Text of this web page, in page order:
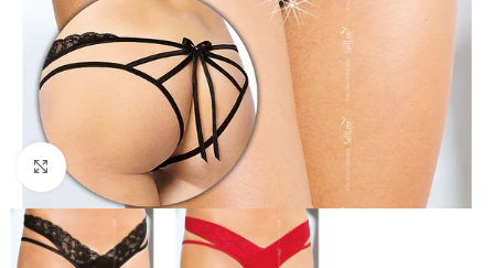
Haga Click para agrandar